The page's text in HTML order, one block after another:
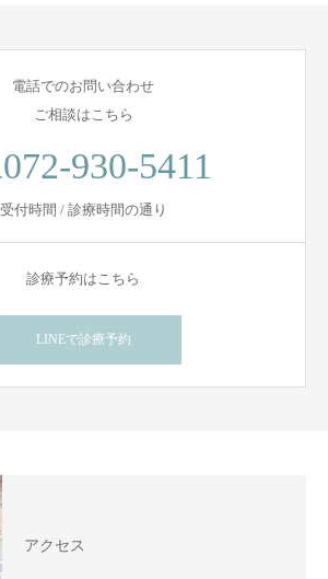
電話でのお問い合わせ
ご相談はこちら
072-930-5411
受付時間 / 診療時間の通り
診療予約はこちら
LINEで診療予約
アクセス